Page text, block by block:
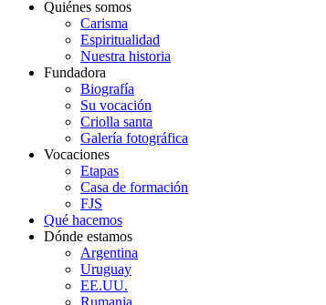
Quiénes somos
Carisma
Espiritualidad
Nuestra historia
Fundadora
Biografía
Su vocación
Criolla santa
Galería fotográfica
Vocaciones
Etapas
Casa de formación
FJS
Qué hacemos
Dónde estamos
Argentina
Uruguay
EE.UU.
Rumania